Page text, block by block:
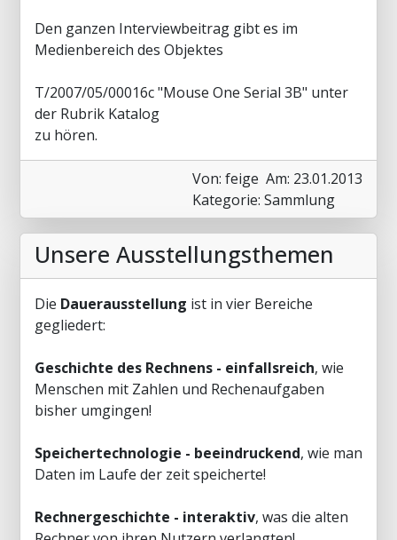
Den ganzen Interviewbeitrag gibt es im
Medienbereich des Objektes
T/2007/05/00016c "Mouse One Serial 3B" unter
der Rubrik Katalog
zu hören.
Von: feige Am: 23.01.2013
Kategorie: Sammlung
Unsere Ausstellungsthemen
Die Dauerausstellung ist in vier Bereiche
gegliedert:
Geschichte des Rechnens - einfallsreich, wie
Menschen mit Zahlen und Rechenaufgaben
bisher umgingen!
Speichertechnologie - beeindruckend, wie man
Daten im Laufe der zeit speicherte!
Rechnergeschichte - interaktiv, was die alten